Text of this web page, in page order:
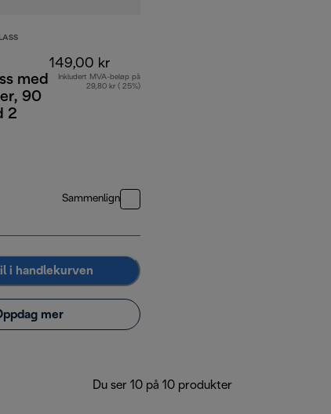
med
90
2
149,00 kr
Inkludert MVA-beløp på
29,80 kr ( 25%)
Sammenlign
i handlekurven
mer
Du ser 10 på 10 produkter